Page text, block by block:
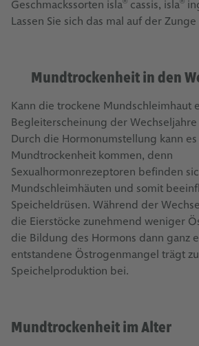
Geschmackssorten isla cassis, isla
Lassen Sie sich das mal auf der
Mundtrockenheit in den
Kann die trockene Mundschleimhaut
Begleiterscheinung der Wechseljahre
Durch die Hormonumstellung kann es
Mundtrockenheit kommen, denn
Sexualhormonrezeptoren befinden
Mundschleimhäuten und somit
Speicheldrüsen. Während der
die Eierstöcke zunehmend weniger
die Bildung des Hormons dann ganz
entstandene Östrogenmangel trägt
Speichelproduktion bei.
Mundtrockenheit im Alter